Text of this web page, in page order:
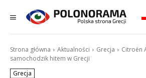
Strona główna Aktualności Grecja
Citroën
samochodzik hitem w Grecji
Grecja